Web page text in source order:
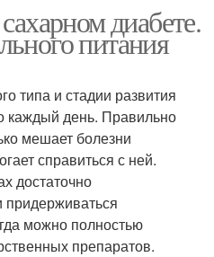
диабете.
питания
типа и стадии развития
каждый день. Правильно
мешает болезни
справиться с ней.
достаточно
придерживаться
можно полностью
препаратов.